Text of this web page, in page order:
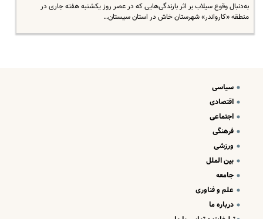
به‌دنبال وقوع سیلاب بر اثر بارندگی‌هایی که در عصر روز یکشنبه هفته جاری در
منطقه «کارواندر» شهرستان خاش در استان سیستان…
سیاسی
اقتصادی
اجتماعی
فرهنگی
ورزشی
بین الملل
جامعه
علم و فناوری
درباره ما